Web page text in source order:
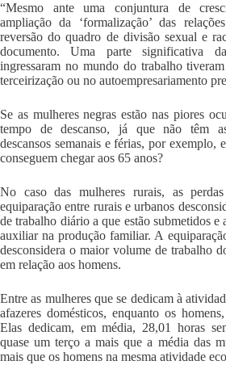
“Mesmo ante uma conjuntura de
ampliação da ‘formalização’ das
reversão do quadro de divisão sexual e
documento. Uma parte significativa
ingressaram no mundo do trabalho
terceirização ou no autoempresariamento
Se as mulheres negras estão nas piores
tempo de descanso, já que não têm
descansos semanais e férias, por exemplo,
conseguem chegar aos 65 anos?
No caso das mulheres rurais, as
equiparação entre rurais e urbanos
de trabalho diário a que estão submetidos e
auxiliar na produção familiar. A
desconsidera o maior volume de trabalho
em relação aos homens.
Entre as mulheres que se dedicam à
afazeres domésticos, enquanto os
Elas dedicam, em média, 28,01 horas
quase um terço a mais que a média das
mais que os homens na mesma atividade